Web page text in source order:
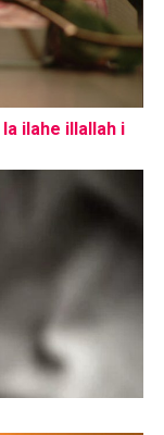
ilahe illallah i